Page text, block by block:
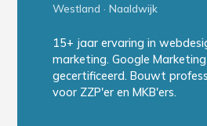
Westland · Naaldwijk
15+ jaar ervaring in
marketing. Google
gecertificeerd. Bouwt
voor ZZP'er en MKB'ers.